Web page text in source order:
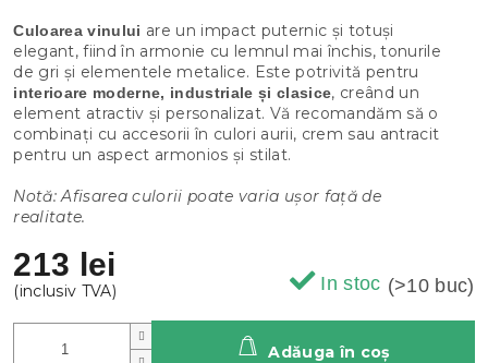
213 lei
In stoc (>10 buc)
Adăuga în coş
Culoarea vinului are un impact puternic și totuși
elegant, fiind în armonie cu lemnul mai închis, tonurile
de gri și elementele metalice. Este potrivită pentru
interioare moderne, industriale și clasice, creând un
element atractiv și personalizat. Vă recomandăm să o
combinați cu accesorii în culori aurii, crem sau antracit
pentru un aspect armonios și stilat.
Notă: Afisarea culorii poate varia ușor față de
realitate.